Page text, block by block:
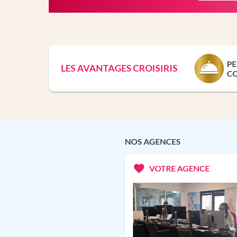
LES AVANTAGES CROISIRIS
NOS AGENCES
VOTRE AGENCE